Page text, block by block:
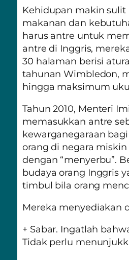
Kehidupan makin sulit
makanan dan
harus antre untuk
antre di Inggris,
30 halaman berisi
tahunan Wimbledon,
hingga maksimum
Tahun 2010, Menteri
memasukkan antre
kewarganegaraan
orang di negara
dengan “menyerbu”.
budaya orang Inggris
timbul bila orang
Mereka menyediakan
+ Sabar. Ingatlah
Tidak perlu